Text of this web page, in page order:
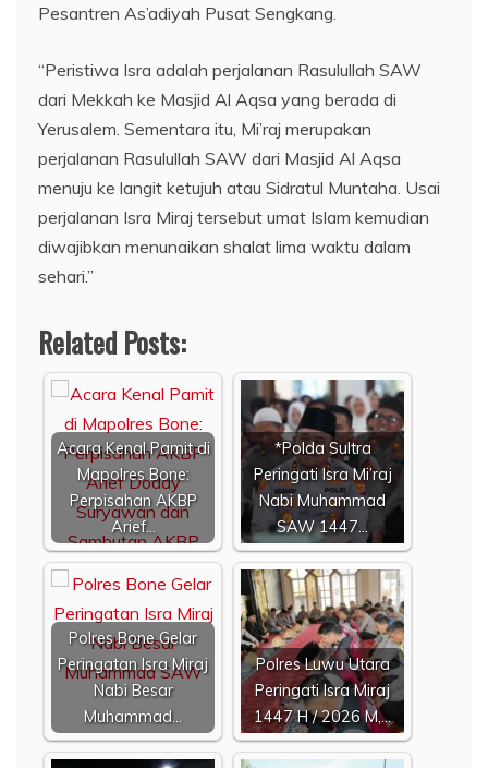
Pesantren As’adiyah Pusat Sengkang.
“Peristiwa Isra adalah perjalanan Rasulullah SAW
dari Mekkah ke Masjid Al Aqsa yang berada di
Yerusalem. Sementara itu, Mi’raj merupakan
perjalanan Rasulullah SAW dari Masjid Al Aqsa
menuju ke langit ketujuh atau Sidratul Muntaha. Usai
perjalanan Isra Miraj tersebut umat Islam kemudian
diwajibkan menunaikan shalat lima waktu dalam
sehari.”
Related Posts:
Acara Kenal Pamit di
Mapolres Bone:
Perpisahan AKBP
Arief…
*Polda Sultra
Peringati Isra Mi’raj
Nabi Muhammad
SAW 1447…
Polres Bone Gelar
Peringatan Isra Miraj
Nabi Besar
Muhammad…
Polres Luwu Utara
Peringati Isra Miraj
1447 H / 2026 M,…